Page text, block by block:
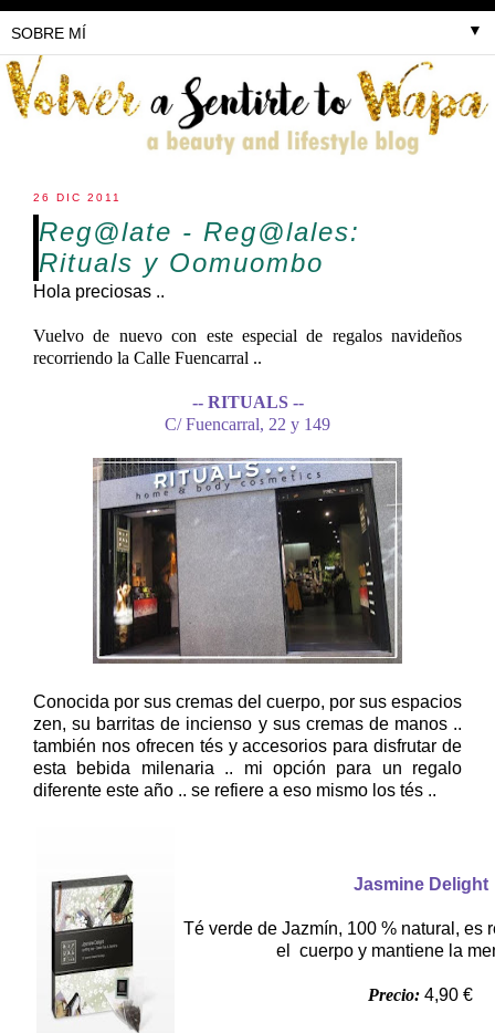
▼
26 DIC 2011
Reg@late - Reg@lales:
Rituals y Oomuombo
Hola preciosas ..
Vuelvo de nuevo con este especial de regalos navideños
recorriendo la Calle Fuencarral ..
-- RITUALS --
C/ Fuencarral, 22 y 149
Conocida por sus cremas del cuerpo, por sus espacios
zen, su barritas de incienso y sus cremas de manos ..
también nos ofrecen tés y accesorios para disfrutar de
esta bebida milenaria .. mi opción para un regalo
diferente este año .. se refiere a eso mismo los tés ..
Jasmine Delight
Té verde de Jazmín, 100 % natural, es
el cuerpo y mantiene la
Precio: 4,90 €